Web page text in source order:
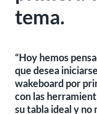
tema.
“Hoy hemos
que desea
wakeboard por
con las
su tabla ideal y no